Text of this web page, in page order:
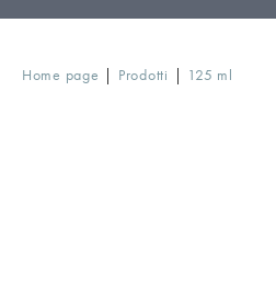
Home page | Prodotti | 125 ml